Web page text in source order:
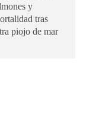
y
tras
piojo de mar